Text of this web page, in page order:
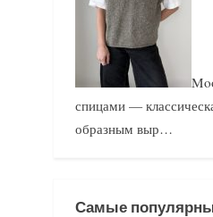
спицами —
образным выр…
Самые